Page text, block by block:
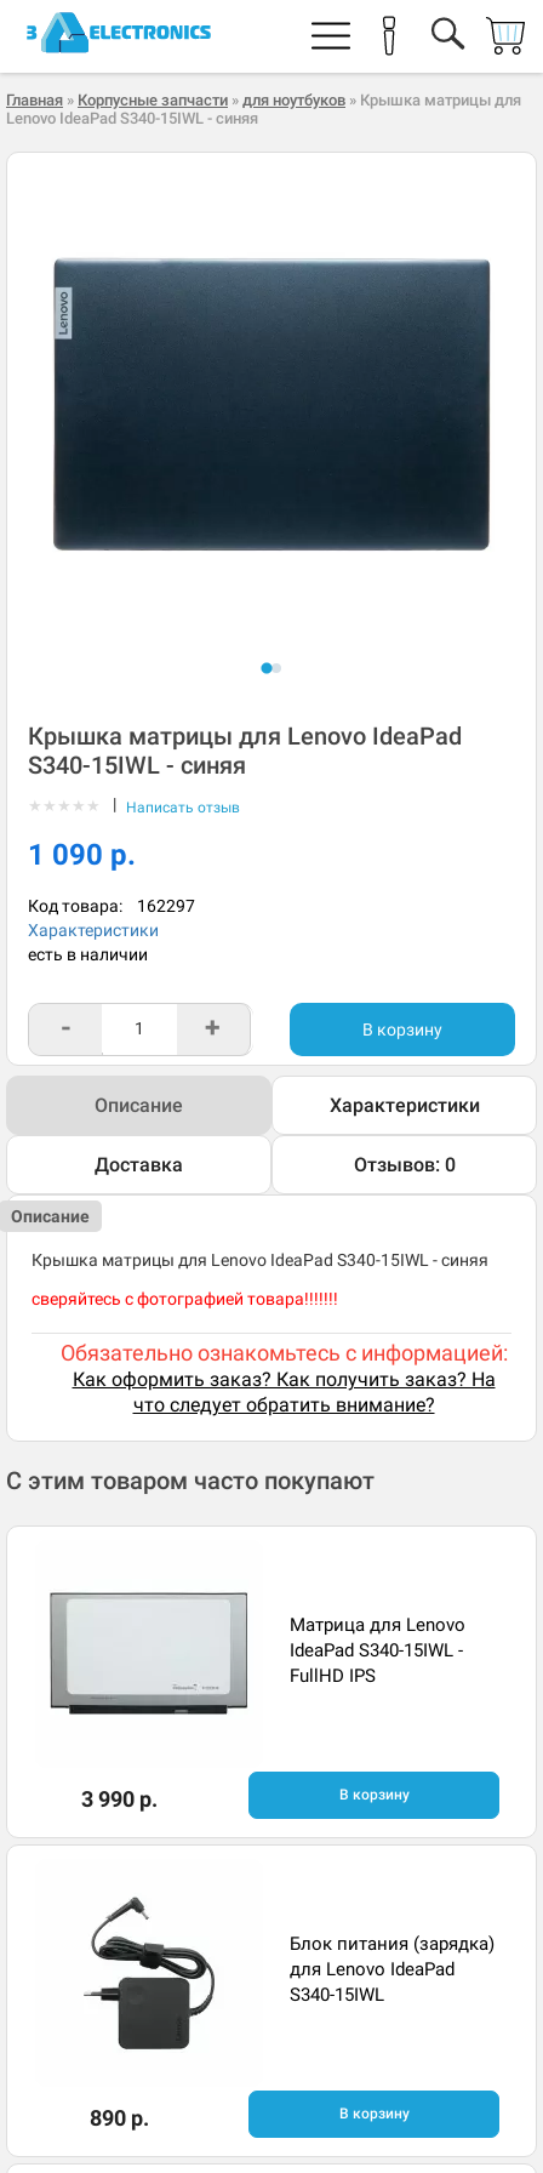
Главная » Корпусные запчасти » для ноутбуков » Крышка матрицы для
Lenovo IdeaPad S340-15IWL - синяя
Крышка матрицы для Lenovo IdeaPad
S340-15IWL - синяя
★ ★ ★ ★ ★ | Написать отзыв
1 090 р.
Код товара: 162297
Характеристики
есть в наличии
- + В корзину
Описание Характеристики
Доставка Отзывов: 0
Описание
Крышка матрицы для Lenovo IdeaPad S340-15IWL - синяя
сверяйтесь с фотографией товара!!!!!!!
Обязательно ознакомьтесь с информацией:
Как оформить заказ? Как получить заказ? На
что следует обратить внимание?
С этим товаром часто покупают
Матрица для Lenovo
IdeaPad S340-15IWL -
FullHD IPS
3 990 р. В корзину
Блок питания (зарядка)
для Lenovo IdeaPad
S340-15IWL
890 р. В корзину